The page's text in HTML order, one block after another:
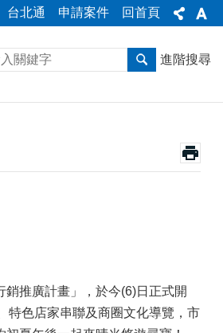
台北通 申請案件 回首頁
進階搜尋
推廣計畫」，於今(6)日正式開
特色店家串聯及商圈文化導覽，市